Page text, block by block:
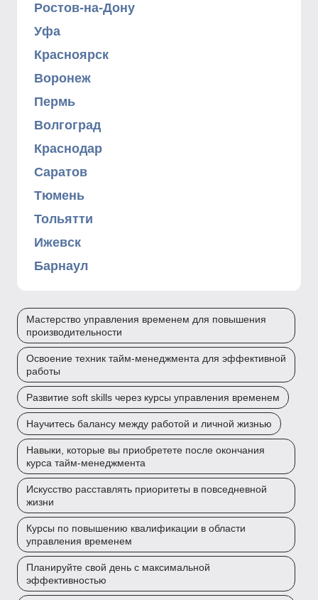
Ростов-на-Дону
Уфа
Красноярск
Воронеж
Пермь
Волгоград
Краснодар
Саратов
Тюмень
Тольятти
Ижевск
Барнаул
Мастерство управления временем для повышения
производительности
Освоение техник тайм-менеджмента для эффективной
работы
Развитие soft skills через курсы управления временем
Научитесь балансу между работой и личной жизнью
Навыки, которые вы приобретете после окончания
курса тайм-менеджмента
Искусство расставлять приоритеты в повседневной
жизни
Курсы по повышению квалификации в области
управления временем
Планируйте свой день с максимальной
эффективностью